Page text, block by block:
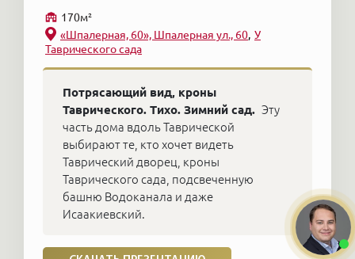
170м²
«Шпалерная, 60», Шпалерная ул., 60 У
Таврического сада
Потрясающий вид, кроны
Таврического. Тихо. Зимний сад. Эту
часть дома вдоль Таврической
выбирают те, кто хочет видеть
Таврический дворец, кроны
Таврического сада, подсвеченную
башню Водоканала и даже
Исаакиевский.